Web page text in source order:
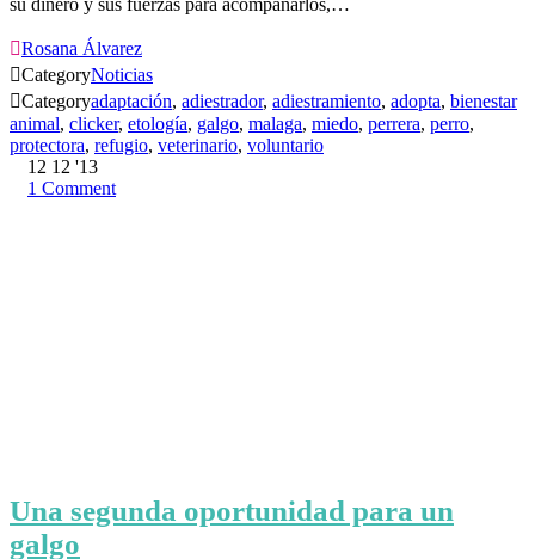
Rosana Álvarez
CategoryNoticias
Categoryadaptación, adiestrador, adiestramiento, adopta, bienestar
animal, clicker, etología, galgo, malaga, miedo, perrera, perro,
protectora, refugio, veterinario, voluntario
12 12 '13
1 Comment
Una segunda oportunidad para un
galgo